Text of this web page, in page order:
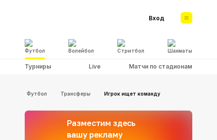
Футбол Волейбол Стритбол Шахматы
Вход
Турниры Live Матчи по стадионам
Футбол Трансферы Игрок ищет команду
Разместим здесь
вашу рекламу